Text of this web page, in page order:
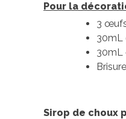
Pour la
3
30mL
30mL
Sirop de choux